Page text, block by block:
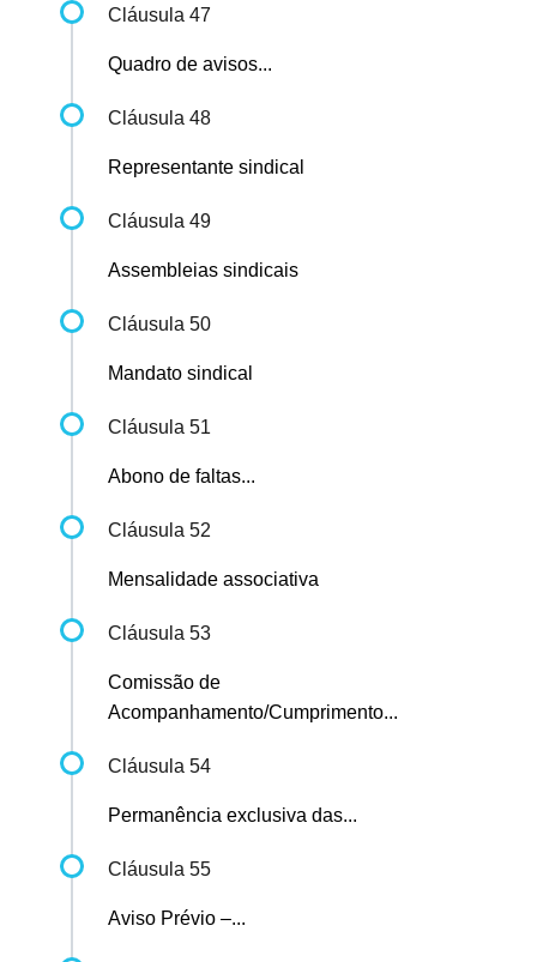
Cláusula 47
Quadro de avisos...
Cláusula 48
Representante sindical
Cláusula 49
Assembleias sindicais
Cláusula 50
Mandato sindical
Cláusula 51
Abono de faltas...
Cláusula 52
Mensalidade associativa
Cláusula 53
Comissão de
Acompanhamento/Cumprimento...
Cláusula 54
Permanência exclusiva das...
Cláusula 55
Aviso Prévio –...